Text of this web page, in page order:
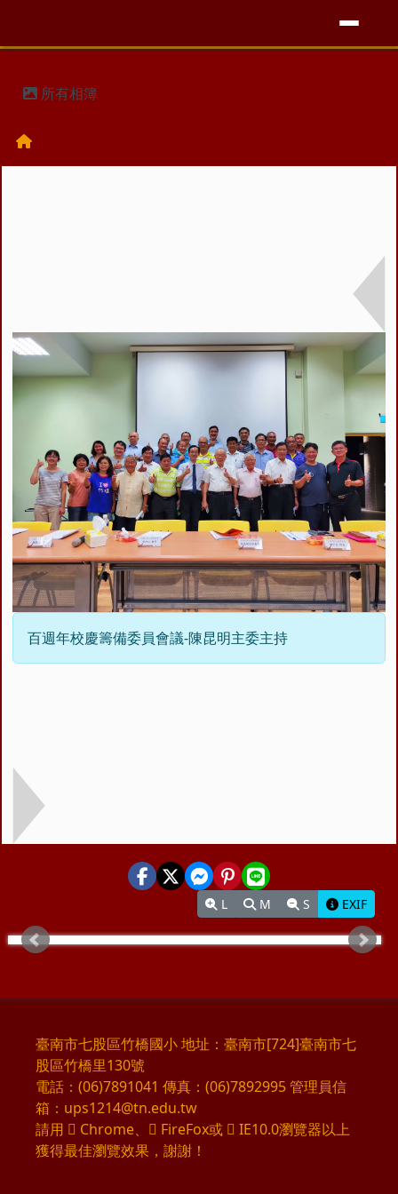
所有相簿
回首頁
百週年校慶籌備委員會議-陳昆明主委主持
L M S EXIF
臺南市七股區竹橋國小 地址：臺南市[724]臺南市七
股區竹橋里130號
電話：(06)7891041 傳真：(06)7892995 管理員信
箱：ups1214@tn.edu.tw
請用
Chrome、 FireFox或
IE10.0瀏覽器以上
獲得最佳瀏覽效果，謝謝！